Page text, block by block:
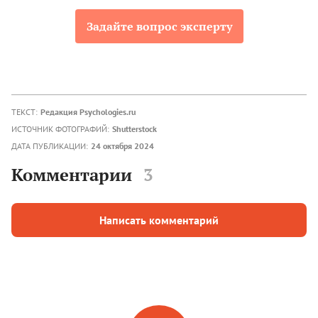
Задайте вопрос эксперту
ТЕКСТ: Редакция Psychologies.ru
ИСТОЧНИК ФОТОГРАФИЙ: Shutterstock
ДАТА ПУБЛИКАЦИИ: 24 октября 2024
Комментарии 3
Написать комментарий